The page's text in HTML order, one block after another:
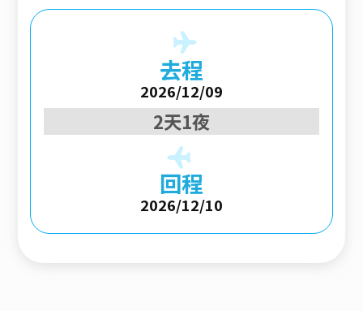
去程
2026/12/09
2天1夜
回程
2026/12/10